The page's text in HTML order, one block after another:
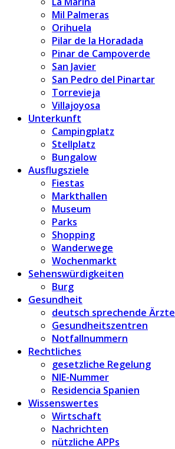
Mil Palmeras
Orihuela
Pilar de la Horadada
Pinar de Campoverde
San Javier
San Pedro del Pinartar
Torrevieja
Villajoyosa
Unterkunft
Campingplatz
Stellplatz
Bungalow
Ausflugsziele
Fiestas
Markthallen
Museum
Parks
Shopping
Wanderwege
Wochenmarkt
Sehenswürdigkeiten
Burg
Gesundheit
deutsch sprechende Ärzte
Gesundheitszentren
Notfallnummern
Rechtliches
gesetzliche Regelung
NIE-Nummer
Residencia Spanien
Wissenswertes
Wirtschaft
Nachrichten
nützliche APPs